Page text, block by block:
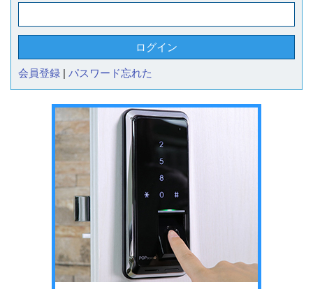
会員登録 | パスワード忘れた